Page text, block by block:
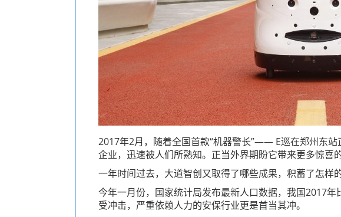
2017年2月，随着全国首款“机器警长”—— E巡在郑州东
企业，迅速被人们所熟知。正当外界期盼它带来更多惊喜
一年时间过去，大道智创又取得了哪些成果，积蓄了怎样
今年一月份，国家统计局发布最新人口数据，我国2017
受冲击，严重依赖人力的安保行业更是首当其冲。